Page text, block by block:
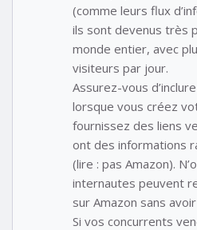
(comme leurs flux
ils sont devenus très
monde entier, avec
visiteurs par jour.
Assurez-vous
lorsque vous créez
fournissez des liens
ont des informations
(lire : pas Amazon).
internautes peuvent
sur Amazon sans
Si vos concurrents